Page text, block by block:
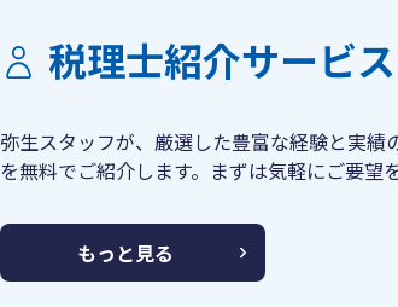
税理士紹介サービス
弥生スタッフが、厳選した豊富な経験と実績
を無料でご紹介します。まずは気軽にご要望
もっと見る